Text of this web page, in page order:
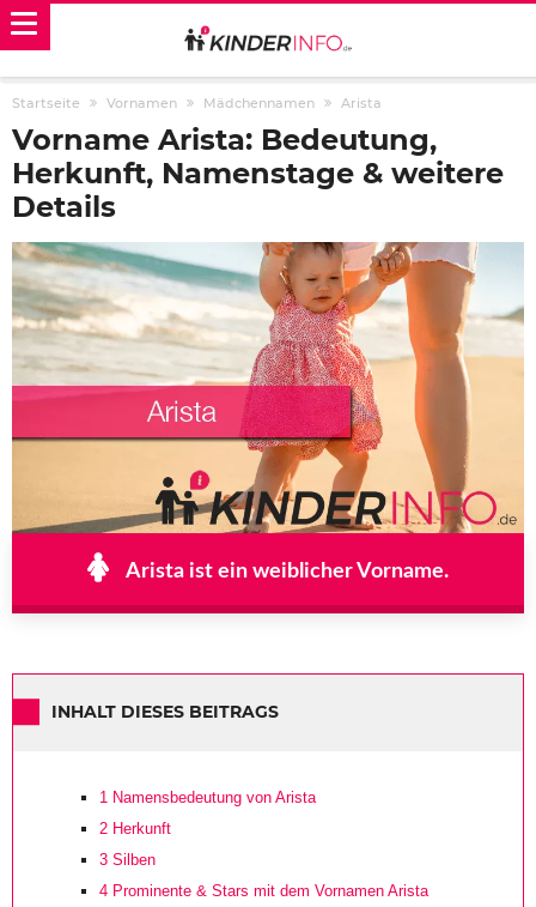
Startseite Vornamen Mädchennamen Arista
Vorname Arista: Bedeutung,
Herkunft, Namenstage & weitere
Details
Arista ist ein weiblicher Vorname.
INHALT DIESES BEITRAGS
1 Namensbedeutung von Arista
2 Herkunft
3 Silben
4 Prominente & Stars mit dem Vornamen Arista